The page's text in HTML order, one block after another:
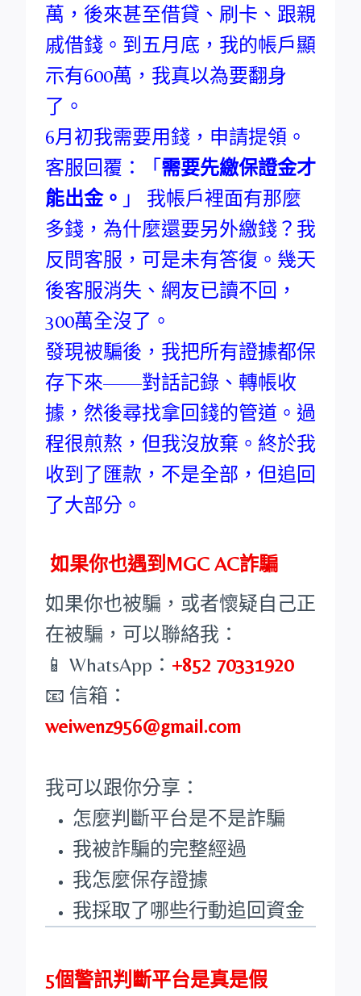
萬，後來甚至借貸、刷卡、跟親
戚借錢。到五月底，我的帳戶顯
示有600萬，我真以為要翻身
了。
6月初我需要用錢，申請提領。
客服回覆：「 需要先繳保證金才
能出金。 」 我帳戶裡面有那麼
多錢，為什麼還要另外繳錢？我
反問客服，可是未有答復。幾天
後客服消失、網友已讀不回，
300萬全沒了。
發現被騙後，我把所有證據都保
存下來——對話記錄、轉帳收
據，然後尋找拿回錢的管道。過
程很煎熬，但我沒放棄。終於我
收到了匯款，不是全部，但追回
了大部分。
如果你也遇到MGC AC詐騙
如果你也被騙，或者懷疑自己正
在被騙，可以聯絡我：
📱 WhatsApp： +852 70331920
📧 信箱：
weiwenz956@gmail.com
我可以跟你分享：
怎麼判斷平台是不是詐騙
我被詐騙的完整經過
我怎麼保存證據
我採取了哪些行動追回資金
5個警訊判斷平台是真是假